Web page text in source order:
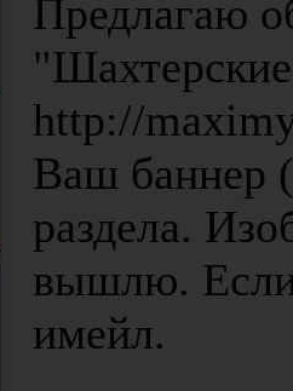
Предлагаю
http://
Ваш баннер
раздела.
вышлю. Если
имейл.